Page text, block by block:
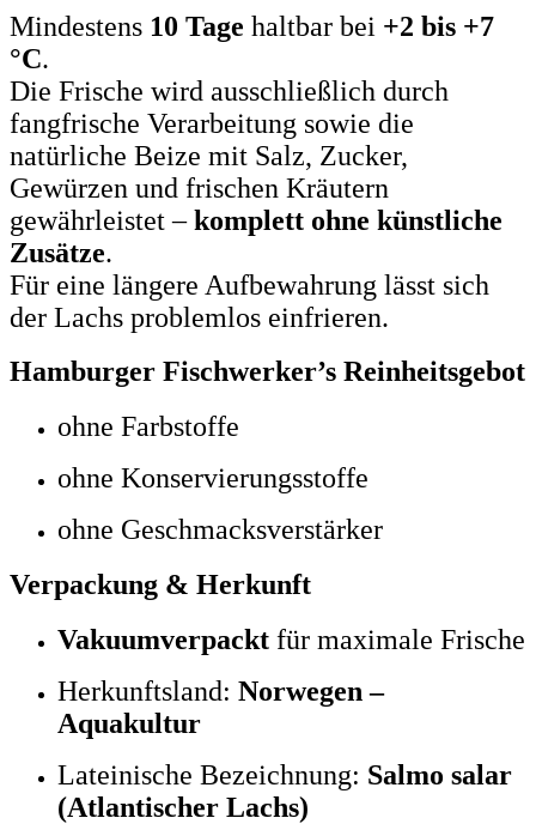
Mindestens 10 Tage haltbar bei +2 bis +7
°C.
Die Frische wird ausschließlich durch
fangfrische Verarbeitung sowie die
natürliche Beize mit Salz, Zucker,
Gewürzen und frischen Kräutern
gewährleistet –komplett ohne künstliche
Zusätze.
Für eine längere Aufbewahrung lässt sich
der Lachs problemlos einfrieren.
Hamburger Fischwerker’s Reinheitsgebot
ohne Farbstoffe
ohne Konservierungsstoffe
ohne Geschmacksverstärker
Verpackung & Herkunft
Vakuumverpackt für maximale Frische
Herkunftsland: Norwegen –
Aquakultur
Lateinische Bezeichnung: Salmo salar
(Atlantischer Lachs)